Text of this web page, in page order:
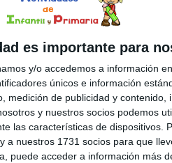
es importante para
y/o accedemos a información
únicos e información
medición de publicidad y contenido,
y nuestros socios podemos
las características de dispositivos.
a nuestros 1731 socios para que
puede acceder a información más